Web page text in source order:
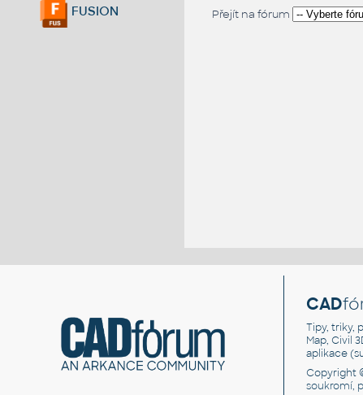
FUSION Přejít na fórum
CAD
Tipy, triky,
Map, Civil
aplikace
Copyright
soukromí,